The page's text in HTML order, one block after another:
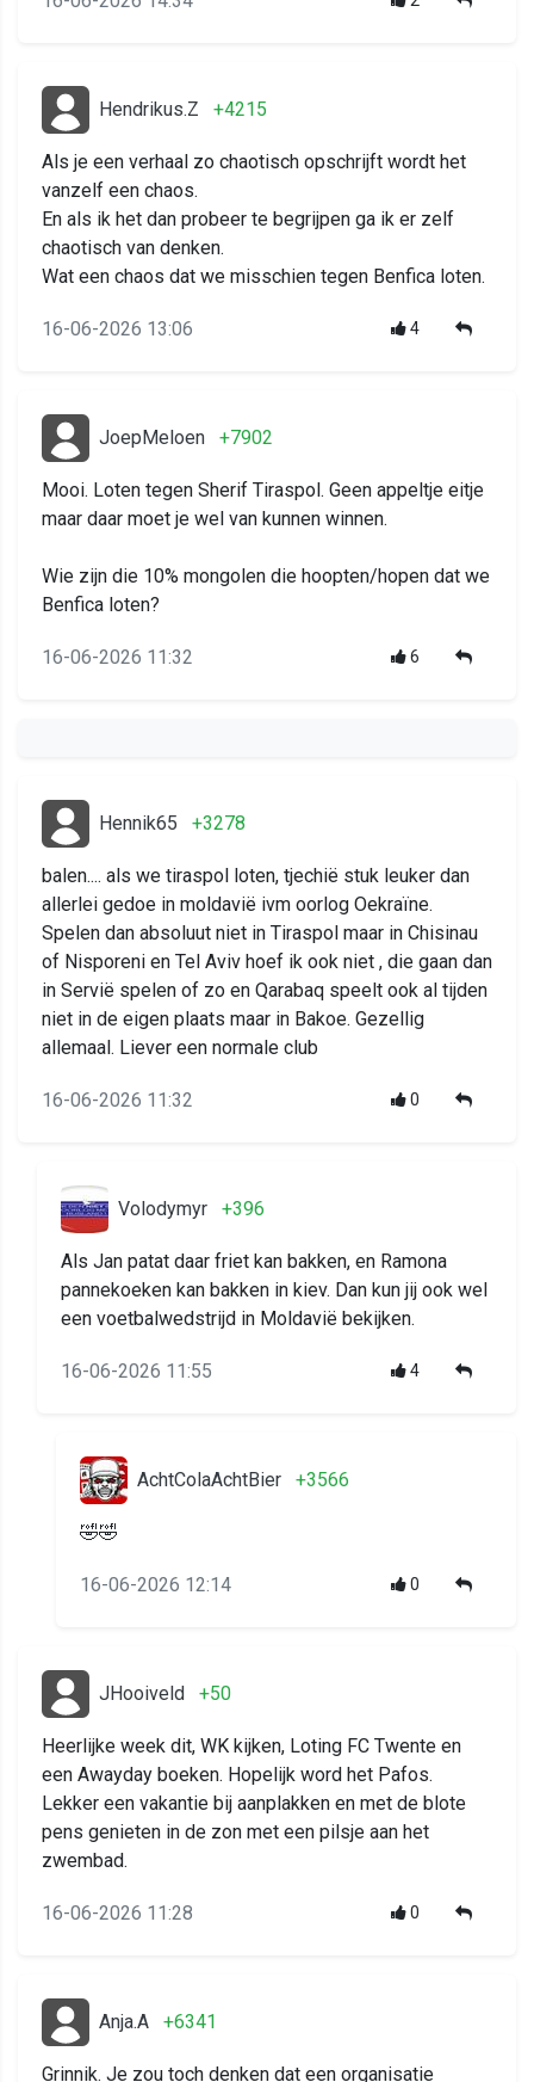
Hendrikus.Z +4215
Als je een verhaal zo chaotisch opschrijft wordt het
vanzelf een chaos.
En als ik het dan probeer te begrijpen ga ik er zelf
chaotisch van denken.
Wat een chaos dat we misschien tegen Benfica loten.
16-06-2026 13:06 4
JoepMeloen +7902
Mooi. Loten tegen Sherif Tiraspol. Geen appeltje eitje
maar daar moet je wel van kunnen winnen.
Wie zijn die 10% mongolen die hoopten/hopen dat we
Benfica loten?
16-06-2026 11:32 6
Hennik65 +3278
balen.... als we tiraspol loten, tjechië stuk leuker dan
allerlei gedoe in moldavië ivm oorlog Oekraïne.
Spelen dan absoluut niet in Tiraspol maar in Chisinau
of Nisporeni en Tel Aviv hoef ik ook niet , die gaan dan
in Servië spelen of zo en Qarabaq speelt ook al tijden
niet in de eigen plaats maar in Bakoe. Gezellig
allemaal. Liever een normale club
16-06-2026 11:32 0
Volodymyr +396
Als Jan patat daar friet kan bakken, en Ramona
pannekoeken kan bakken in kiev. Dan kun jij ook wel
een voetbalwedstrijd in Moldavië bekijken.
16-06-2026 11:55 4
AchtColaAchtBier +3566
🤣🤣
16-06-2026 12:14 0
JHooiveld +50
Heerlijke week dit, WK kijken, Loting FC Twente en
een Awayday boeken. Hopelijk word het Pafos.
Lekker een vakantie bij aanplakken en met de blote
pens genieten in de zon met een pilsje aan het
zwembad.
16-06-2026 11:28 0
Anja.A +6341
Grinnik. Je zou toch denken dat een organisatie